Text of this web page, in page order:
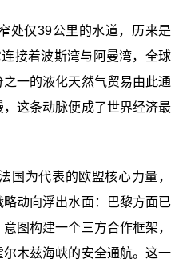
处仅39公里的水道，历来是
接着波斯湾与阿曼湾，全球
一的液化天然气贸易由此通
这条动脉便成了世界经济最
国为代表的欧盟核心力量，
动向浮出水面：巴黎方面已
图构建一个三方合作框架，
木兹海峡的安全通航。这一